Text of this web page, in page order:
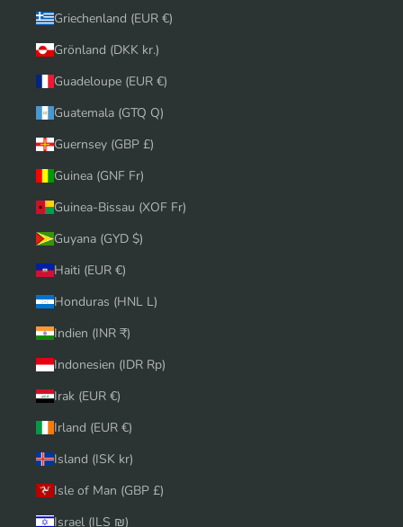
Griechenland (EUR €)
Grönland (DKK kr.)
Guadeloupe (EUR €)
Guatemala (GTQ Q)
Guernsey (GBP £)
Guinea (GNF Fr)
Guinea-Bissau (XOF Fr)
Guyana (GYD $)
Haiti (EUR €)
Honduras (HNL L)
Indien (INR ₹)
Indonesien (IDR Rp)
Irak (EUR €)
Irland (EUR €)
Island (ISK kr)
Isle of Man (GBP £)
Israel (ILS ₪)